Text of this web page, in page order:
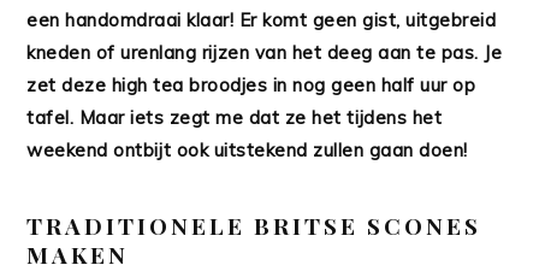
een handomdraai klaar! Er komt geen gist, uitgebreid
kneden of urenlang rijzen van het deeg aan te pas. Je
zet deze high tea broodjes in nog geen half uur op
tafel. Maar iets zegt me dat ze het tijdens het
weekend ontbijt ook uitstekend zullen gaan doen!
TRADITIONELE BRITSE SCONES
MAKEN